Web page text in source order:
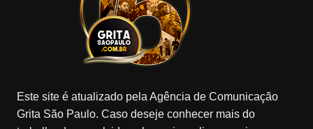
Este site é atualizado pela Agência de Comunicação
Grita São Paulo. Caso deseje conhecer mais do